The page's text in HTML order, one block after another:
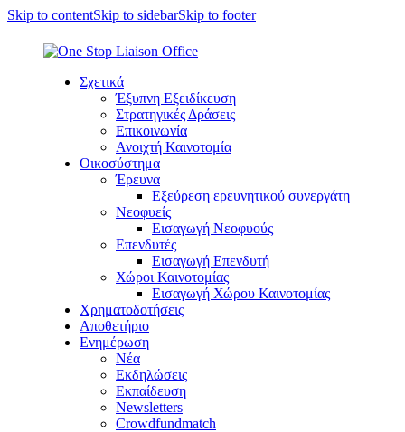
Skip to contentSkip to sidebarSkip to footer
Σχετικά
Έξυπνη Εξειδίκευση
Στρατηγικές Δράσεις
Επικοινωνία
Ανοιχτή Καινοτομία
Οικοσύστημα
Έρευνα
Εξεύρεση ερευνητικού συνεργάτη
Νεοφυείς
Εισαγωγή Νεοφυούς
Επενδυτές
Εισαγωγή Επενδυτή
Χώροι Καινοτομίας
Εισαγωγή Χώρου Καινοτομίας
Χρηματοδοτήσεις
Αποθετήριο
Ενημέρωση
Νέα
Εκδηλώσεις
Εκπαίδευση
Newsletters
Crowdfundmatch